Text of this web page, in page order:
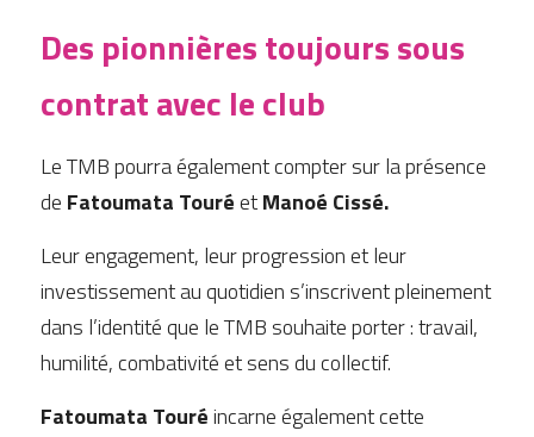
Des pionnières toujours sous
contrat avec le club
Le TMB pourra également compter sur la présence
de Fatoumata Touré et Manoé Cissé.
Leur engagement, leur progression et leur
investissement au quotidien s’inscrivent pleinement
dans l’identité que le TMB souhaite porter : travail,
humilité, combativité et sens du collectif.
Fatoumata Touré incarne également cette